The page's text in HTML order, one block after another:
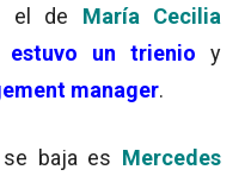
el de María Cecilia
estuvo un trienioy
manager.
baja es Mercedes